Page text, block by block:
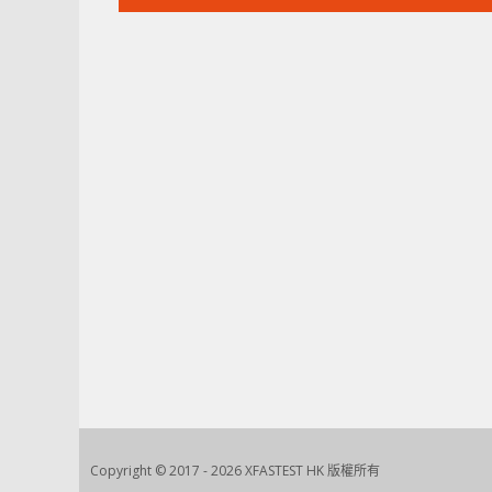
文
術進入中國!
Copyright © 2017 - 2026 XFASTEST HK 版權所有